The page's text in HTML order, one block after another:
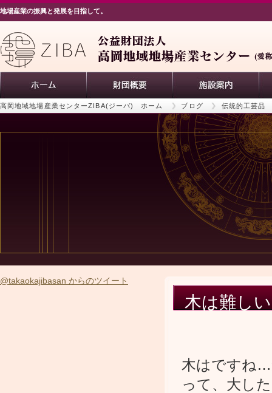
地場産業の振興と発展を目指して。
高岡地域地場産業センターZIBA(ジーバ) ホーム ブログ 伝統的工芸品
木は難し
木はですね
って、大し
@takaokajibasan からのツイート